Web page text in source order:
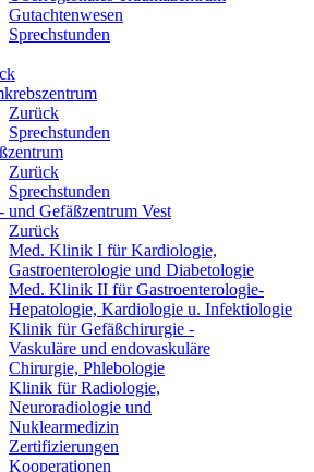
Gutachtenwesen
Sprechstunden
Zurück
Sprechstunden
Zurück
Sprechstunden
und Gefäßzentrum Vest
Zurück
Med. Klinik I für Kardiologie,
Gastroenterologie und Diabetologie
Med. Klinik II für Gastroenterologie-
Hepatologie, Kardiologie u. Infektiologie
Klinik für Gefäßchirurgie -
Vaskuläre und endovaskuläre
Chirurgie, Phlebologie
Klinik für Radiologie,
Neuroradiologie und
Nuklearmedizin
Zertifizierungen
Kooperationen